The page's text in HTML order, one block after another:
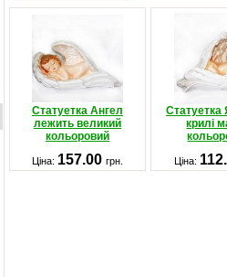
Статуетка Ангел
лежить великий
кольоровий
Статуетка
крилі
Ціна: 157.00 грн. Ціна: